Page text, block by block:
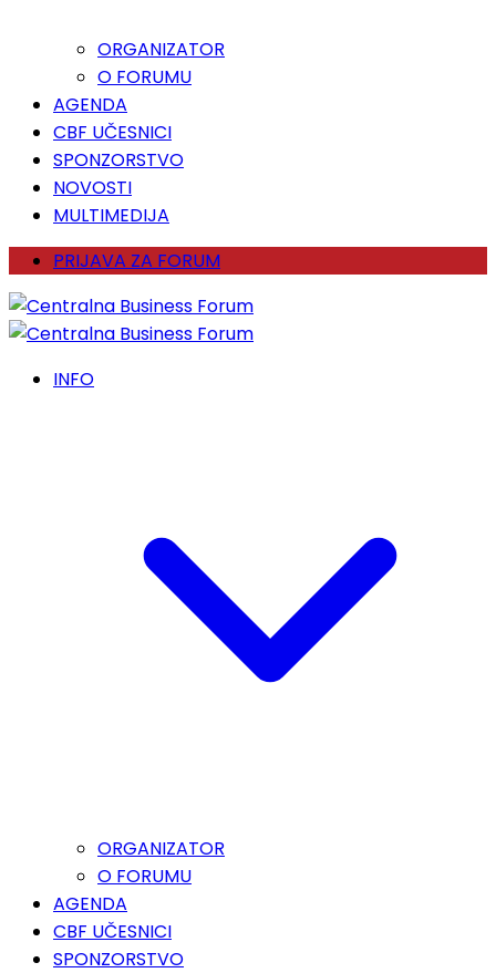
ORGANIZATOR
O FORUMU
AGENDA
CBF UČESNICI
SPONZORSTVO
NOVOSTI
MULTIMEDIJA
PRIJAVA ZA FORUM
INFO
ORGANIZATOR
O FORUMU
AGENDA
CBF UČESNICI
SPONZORSTVO